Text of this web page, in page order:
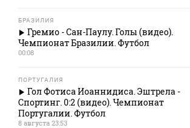
БРАЗИЛИЯ
Гремио - Сан-Паулу. Голы (видео).
Чемпионат Бразилии. Футбол
00:08
ПОРТУГАЛИЯ
Гол Фотиса Иоаннидиса. Эштрела -
Спортинг. 0:2 (видео). Чемпионат
Португалии. Футбол
8 августа 23:53